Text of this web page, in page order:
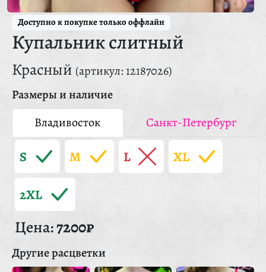
Доступно к покупке только оффлайн
Купальник слитный
Красный (артикул: 12187026)
Размеры и наличие
Владивосток
Санкт-Петербург
S M L XL
2XL
Цена:7200₽
Другие расцветки